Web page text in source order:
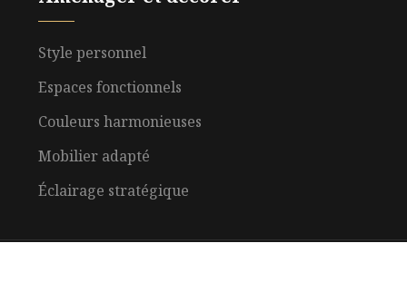
Style personnel
Espaces fonctionnels
Couleurs harmonieuses
Mobilier adapté
Éclairage stratégique